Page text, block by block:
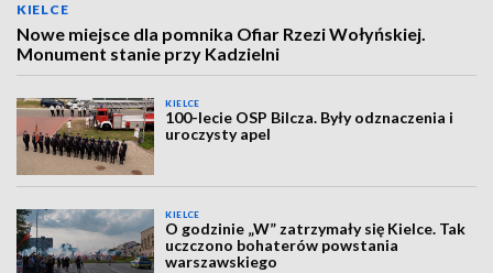
KIELCE
Nowe miejsce dla pomnika Ofiar Rzezi Wołyńskiej.
Monument stanie przy Kadzielni
KIELCE
100-lecie OSP Bilcza. Były odznaczenia i
uroczysty apel
KIELCE
O godzinie „W” zatrzymały się Kielce. Tak
uczczono bohaterów powstania
warszawskiego